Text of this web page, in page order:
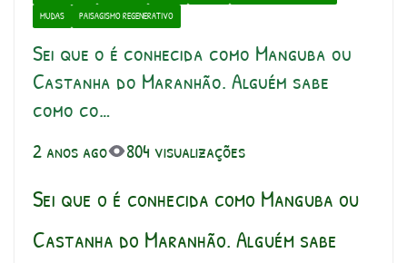
MUDAS
PAISAGISMO REGENERATIVO
Sei que o é conhecida como Manguba ou
Castanha do Maranhão. Alguém sabe
como co…
2 anos ago 804 visualizações
Sei que o é conhecida como Manguba ou
Castanha do Maranhão. Alguém sabe